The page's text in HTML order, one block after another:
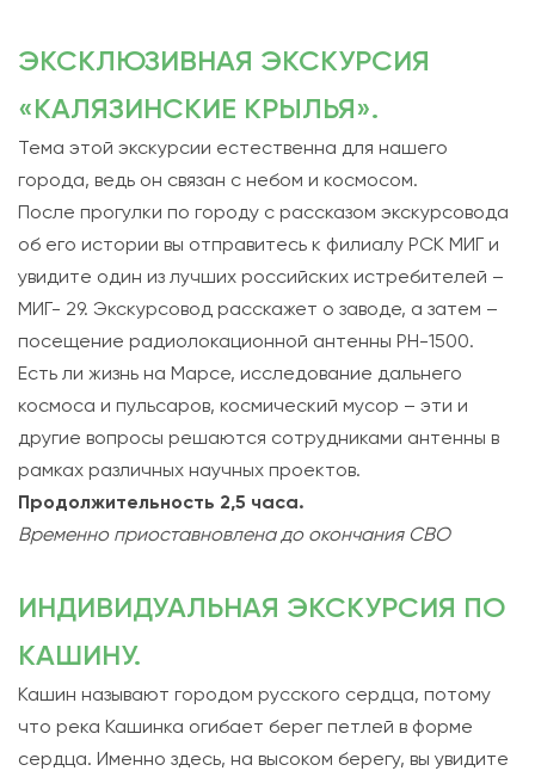
ЭКСКЛЮЗИВНАЯ ЭКСКУРСИЯ
«КАЛЯЗИНСКИЕ КРЫЛЬЯ».
Тема этой экскурсии естественна для нашего
города, ведь он связан с небом и космосом.
После прогулки по городу с рассказом экскурсовода
об его истории вы отправитесь к филиалу РСК МИГ и
увидите один из лучших российских истребителей –
МИГ- 29. Экскурсовод расскажет о заводе, а затем –
посещение радиолокационной антенны РН-1500.
Есть ли жизнь на Марсе, исследование дальнего
космоса и пульсаров, космический мусор – эти и
другие вопросы решаются сотрудниками антенны в
рамках различных научных проектов.
Продолжительность 2,5 часа.
Временно приоставновлена до окончания СВО
ИНДИВИДУАЛЬНАЯ ЭКСКУРСИЯ ПО
КАШИНУ.
Кашин называют городом русского сердца, потому
что река Кашинка огибает берег петлей в форме
сердца. Именно здесь, на высоком берегу, вы увидите